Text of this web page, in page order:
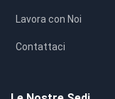
Lavora con Noi
Contattaci